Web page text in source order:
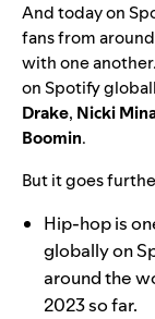
And today on
fans from
with one
on Spotify
Drake, Nicki
Boomin.
But it goes
Hip-hop is
globally on
around the
2023 so far.